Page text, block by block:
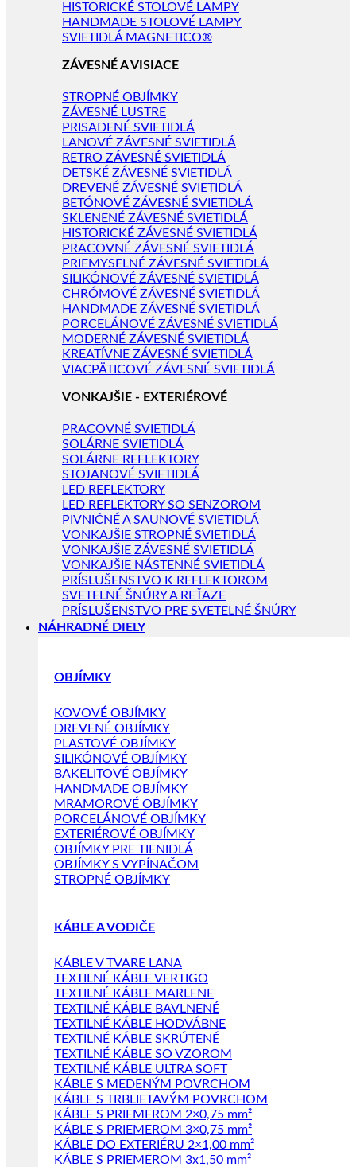
HISTORICKÉ STOLOVÉ LAMPY
HANDMADE STOLOVÉ LAMPY
SVIETIDLÁ MAGNETICO®
ZÁVESNÉ A VISIACE
STROPNÉ OBJÍMKY
ZÁVESNÉ LUSTRE
PRISADENÉ SVIETIDLÁ
LANOVÉ ZÁVESNÉ SVIETIDLÁ
RETRO ZÁVESNÉ SVIETIDLÁ
DETSKÉ ZÁVESNÉ SVIETIDLÁ
DREVENÉ ZÁVESNÉ SVIETIDLÁ
BETÓNOVÉ ZÁVESNÉ SVIETIDLÁ
SKLENENÉ ZÁVESNÉ SVIETIDLÁ
HISTORICKÉ ZÁVESNÉ SVIETIDLÁ
PRACOVNÉ ZÁVESNÉ SVIETIDLÁ
PRIEMYSELNÉ ZÁVESNÉ SVIETIDLÁ
SILIKÓNOVÉ ZÁVESNÉ SVIETIDLÁ
CHRÓMOVÉ ZÁVESNÉ SVIETIDLÁ
HANDMADE ZÁVESNÉ SVIETIDLÁ
PORCELÁNOVÉ ZÁVESNÉ SVIETIDLÁ
MODERNÉ ZÁVESNÉ SVIETIDLÁ
KREATÍVNE ZÁVESNÉ SVIETIDLÁ
VIACPÄTICOVÉ ZÁVESNÉ SVIETIDLÁ
VONKAJŠIE - EXTERIÉROVÉ
PRACOVNÉ SVIETIDLÁ
SOLÁRNE SVIETIDLÁ
SOLÁRNE REFLEKTORY
STOJANOVÉ SVIETIDLÁ
LED REFLEKTORY
LED REFLEKTORY SO SENZOROM
PIVNIČNÉ A SAUNOVÉ SVIETIDLÁ
VONKAJŠIE STROPNÉ SVIETIDLÁ
VONKAJŠIE ZÁVESNÉ SVIETIDLÁ
VONKAJŠIE NÁSTENNÉ SVIETIDLÁ
PRÍSLUŠENSTVO K REFLEKTOROM
SVETELNÉ ŠNÚRY A REŤAZE
PRÍSLUŠENSTVO PRE SVETELNÉ ŠNÚRY
NÁHRADNÉ DIELY
OBJÍMKY
KOVOVÉ OBJÍMKY
DREVENÉ OBJÍMKY
PLASTOVÉ OBJÍMKY
SILIKÓNOVÉ OBJÍMKY
BAKELITOVÉ OBJÍMKY
HANDMADE OBJÍMKY
MRAMOROVÉ OBJÍMKY
PORCELÁNOVÉ OBJÍMKY
EXTERIÉROVÉ OBJÍMKY
OBJÍMKY PRE TIENIDLÁ
OBJÍMKY S VYPÍNAČOM
STROPNÉ OBJÍMKY
KÁBLE A VODIČE
KÁBLE V TVARE LANA
TEXTILNÉ KÁBLE VERTIGO
TEXTILNÉ KÁBLE MARLENE
TEXTILNÉ KÁBLE BAVLNENÉ
TEXTILNÉ KÁBLE HODVÁBNE
TEXTILNÉ KÁBLE SKRÚTENÉ
TEXTILNÉ KÁBLE SO VZOROM
TEXTILNÉ KÁBLE ULTRA SOFT
KÁBLE S MEDENÝM POVRCHOM
KÁBLE S TRBLIETAVÝM POVRCHOM
KÁBLE S PRIEMEROM 2×0,75 mm²
KÁBLE S PRIEMEROM 3×0,75 mm²
KÁBLE DO EXTERIÉRU 2×1,00 mm²
KÁBLE S PRIEMEROM 3x1,50 mm²